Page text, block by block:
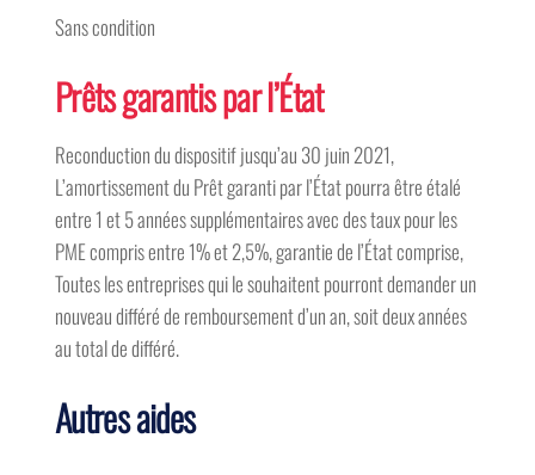
Sans condition
Prêts garantis par l’État
Reconduction du dispositif jusqu’au 30 juin 2021,
L’amortissement du Prêt garanti par l’État pourra être étalé
entre 1 et 5 années supplémentaires avec des taux pour les
PME compris entre 1% et 2,5%, garantie de l’État comprise,
Toutes les entreprises qui le souhaitent pourront demander un
nouveau différé de remboursement d’un an, soit deux années
au total de différé.
Autres aides